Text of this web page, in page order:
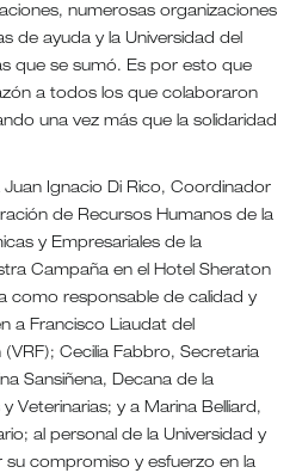
numerosas organizaciones
de ayuda y la Universidad del
que se sumó. Es por esto que
a todos los que colaboraron
una vez más que la solidaridad
Ignacio Di Rico, Coordinador
de Recursos Humanos de la
y Empresariales de la
Campaña en el Hotel Sheraton
como responsable de calidad y
a Francisco Liaudat del
Cecilia Fabbro, Secretaria
Sansiñena, Decana de la
Veterinarias; y a Marina Belliard,
al personal de la Universidad y
su compromiso y esfuerzo en la